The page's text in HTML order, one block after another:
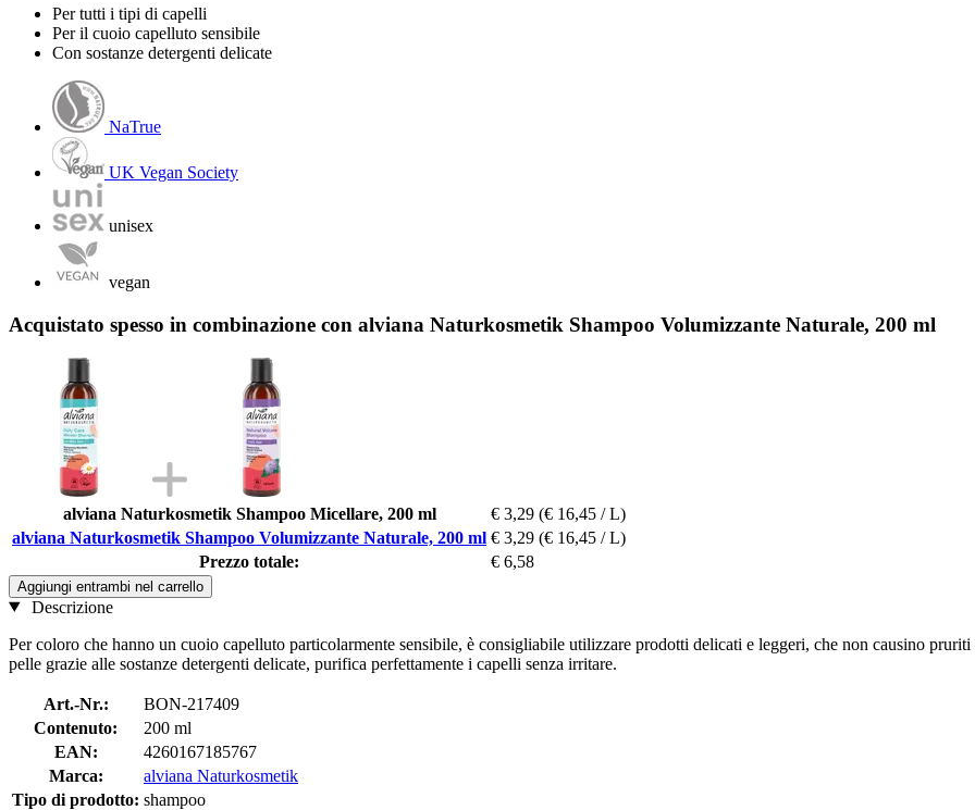
Per tutti i tipi di capelli
Per il cuoio capelluto sensibile
Con sostanze detergenti delicate
NaTrue
UK Vegan Society
unisex
vegan
Acquistato spesso in combinazione con alviana Naturkosmetik Shampoo Volumizzante Naturale, 200 ml
alviana Naturkosmetik Shampoo Micellare, 200 ml € 3,29 (€ 16,45 / L)
alviana Naturkosmetik Shampoo Volumizzante Naturale, 200 ml € 3,29 (€ 16,45 / L)
Prezzo totale:
€ 6,58
Aggiungi entrambi nel carrello
Descrizione
Per coloro che hanno un cuoio capelluto particolarmente sensibile, è consigliabile utilizzare prodotti delicati e leggeri, che non causino
pelle grazie alle sostanze detergenti delicate, purifica perfettamente i capelli senza irritare.
Art.-Nr.:
BON-217409
Contenuto:
200 ml
EAN:
4260167185767
Marca:
alviana Naturkosmetik
Tipo di prodotto: shampoo